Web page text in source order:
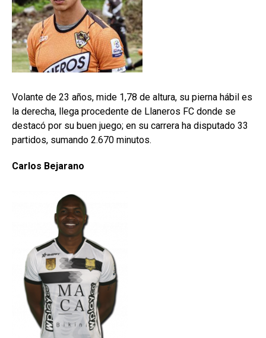
Volante de 23 años, mide 1,78 de altura, su pierna hábil es
la derecha, llega procedente de Llaneros FC donde se
destacó por su buen juego; en su carrera ha disputado 33
partidos, sumando 2.670 minutos.
Carlos Bejarano